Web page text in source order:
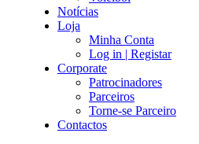
Notícias
Loja
Minha Conta
Log in | Registar
Corporate
Patrocinadores
Parceiros
Torne-se Parceiro
Contactos